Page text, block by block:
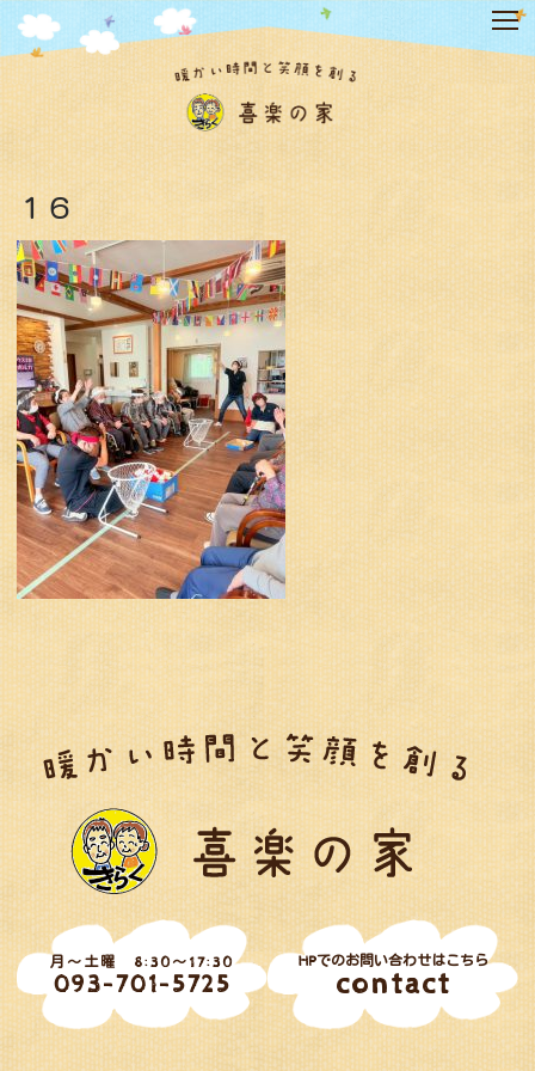
テ
ン
ツ
へ
ス
キ
ッ
プ
１６
月～土曜 8:30～17:30
093-701-5725
HPでのお問い合わせはこちら
contact